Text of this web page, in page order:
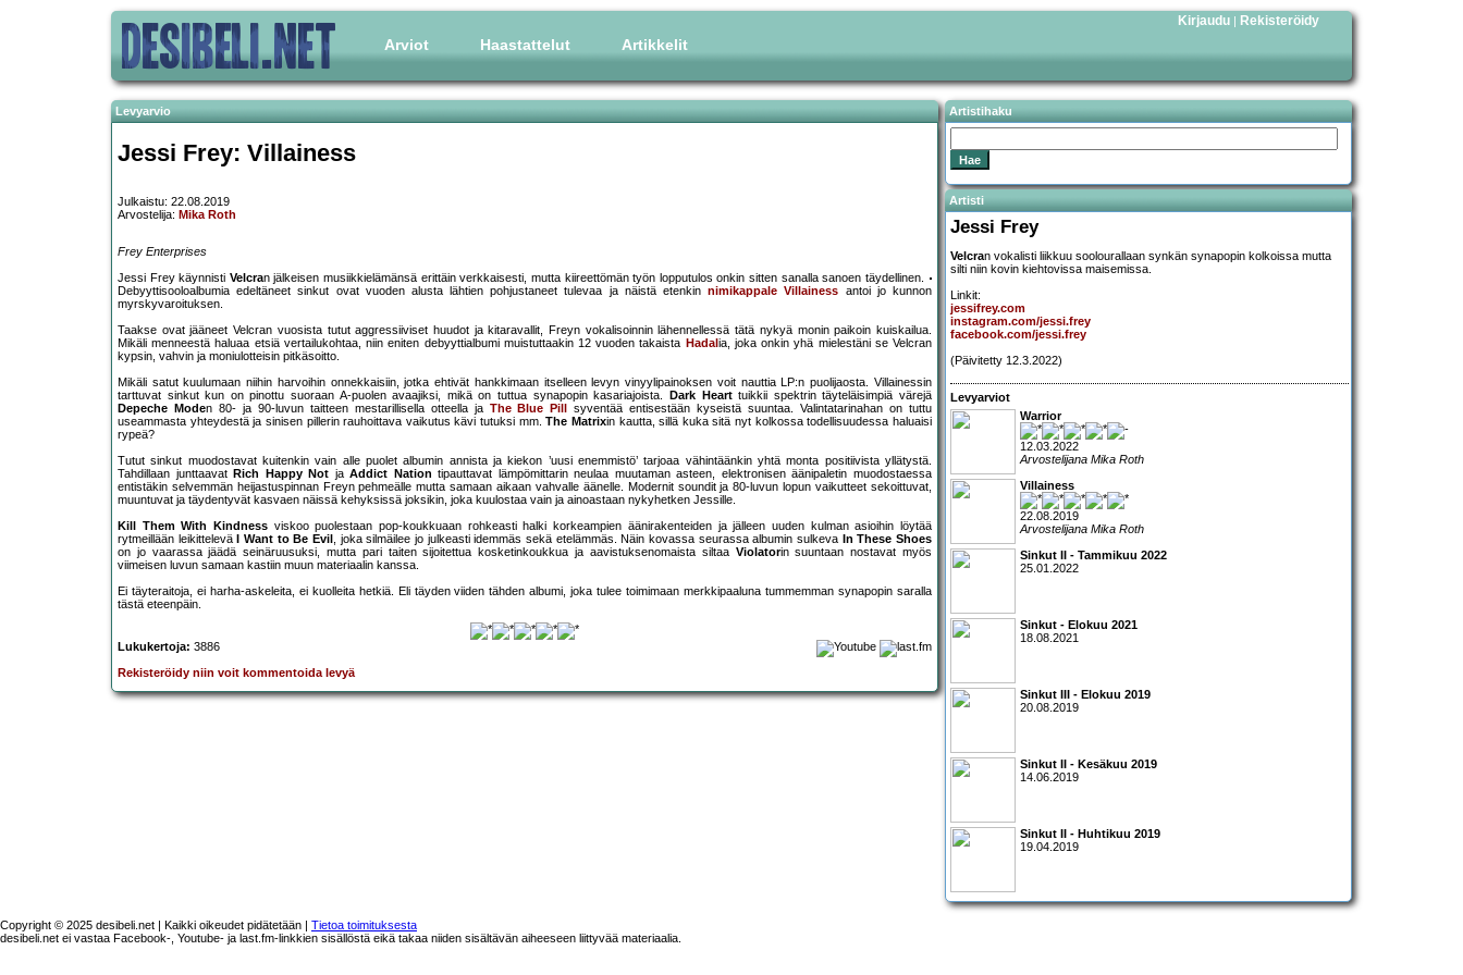
Arviot Haastattelut Artikkelit
Kirjaudu | Rekisteröidy
Levyarvio
Jessi Frey: Villainess
Julkaistu: 22.08.2019
Arvostelija: Mika Roth
Frey Enterprises
Jessi Frey käynnisti Velcran jälkeisen musiikkielämänsä erittäin verkkaisesti, mutta kiireettömän työn lopputulos onkin sitten sanalla sanoen täydellinen.
Debyyttisooloalbumia edeltäneet sinkut ovat vuoden alusta lähtien pohjustaneet tulevaa ja näistä etenkinnimikappale Villainess antoi jo kunnon
myrskyvaroituksen.
Taakse ovat jääneet Velcran vuosista tutut aggressiiviset huudot ja kitaravallit, Freyn vokalisoinnin lähennellessä tätä nykyä monin paikoin kuiskailua.
Mikäli menneestä haluaa etsiä vertailukohtaa, niin eniten debyyttialbumi muistuttaakin 12 vuoden takaista Hadalia, joka onkin yhä mielestäni se Velcran
kypsin, vahvin ja moniulotteisin pitkäsoitto.
Mikäli satut kuulumaan niihin harvoihin onnekkaisiin, jotka ehtivät hankkimaan itselleen levyn vinyylipainoksen voit nauttia LP:n puolijaosta. Villainessin
tarttuvat sinkut kun on pinottu suoraan A-puolen avaajiksi, mikä on tuttua synapopin kasariajoista.
Dark Hearttuikkii spektrin täyteläisimpiä värejä
Depeche Moden 80- ja 90-luvun taitteen mestarillisella otteella ja The Blue Pill
syventää entisestään kyseistä suuntaa. Valintatarinahan on tuttu
useammasta yhteydestä ja sinisen pillerin rauhoittava vaikutus kävi tutuksi mm.The Matrixin kautta, sillä kuka sitä nyt kolkossa todellisuudessa haluaisi
rypeä?
Tutut sinkut muodostavat kuitenkin vain alle puolet albumin annista ja kiekon ’uusi enemmistö’ tarjoaa vähintäänkin yhtä monta positiivista yllätystä.
Tahdillaan junttaavat Rich Happy Not jaAddict Nation tipauttavat lämpömittarin neulaa muutaman asteen, elektronisen äänipaletin muodostaessa
entistäkin selvemmän heijastuspinnan Freyn pehmeälle mutta samaan aikaan vahvalle äänelle. Modernit soundit ja 80-luvun lopun vaikutteet sekoittuvat,
muuntuvat ja täydentyvät kasvaen näissä kehyksissä joksikin, joka kuulostaa vain ja ainoastaan nykyhetken Jessille.
Kill Them With Kindness viskoo puolestaan pop-koukkuaan rohkeasti halki korkeampien äänirakenteiden ja jälleen uuden kulman asioihin löytää
rytmeillään leikittelevä
I Want to Be Evil , joka silmäilee jo julkeasti idemmäs sekä etelämmäs. Näin kovassa seurassa albumin sulkeva In These Shoes
on jo vaarassa jäädä seinäruusuksi, mutta pari taiten sijoitettua kosketinkoukkua ja aavistuksenomaista siltaa Violatorin suuntaan nostavat myös
viimeisen luvun samaan kastiin muun materiaalin kanssa.
Ei täyteraitoja, ei harha-askeleita, ei kuolleita hetkiä. Eli täyden viiden tähden albumi, joka tulee toimimaan merkkipaaluna tummemman synapopin saralla
tästä eteenpäin.
Lukukertoja: 3886
Rekisteröidy niin voit kommentoida levyä
Artistihaku
Artisti
Jessi Frey
Velcran vokalisti liikkuu soolourallaan synkän synapopin kolkoissa mutta
silti niin kovin kiehtovissa maisemissa.
Linkit:
jessifrey.com
instagram.com/jessi.frey
facebook.com/jessi.frey
(Päivitetty 12.3.2022)
Levyarviot
Warrior
12.03.2022
Arvostelijana Mika Roth
Villainess
22.08.2019
Arvostelijana Mika Roth
Sinkut II - Tammikuu 2022
25.01.2022
Sinkut - Elokuu 2021
18.08.2021
Sinkut III - Elokuu 2019
20.08.2019
Sinkut II - Kesäkuu 2019
14.06.2019
Sinkut II - Huhtikuu 2019
19.04.2019
Copyright © 2025 desibeli.net | Kaikki oikeudet pidätetään | Tietoa toimituksesta
desibeli.net ei vastaa Facebook-, Youtube- ja last.fm-linkkien sisällöstä eikä takaa niiden sisältävän aiheeseen liittyvää materiaalia.